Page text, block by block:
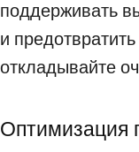
поддерживать
и
откладывайте
Оптимизация